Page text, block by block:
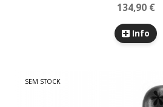
134,90 €
Info
SEM STOCK